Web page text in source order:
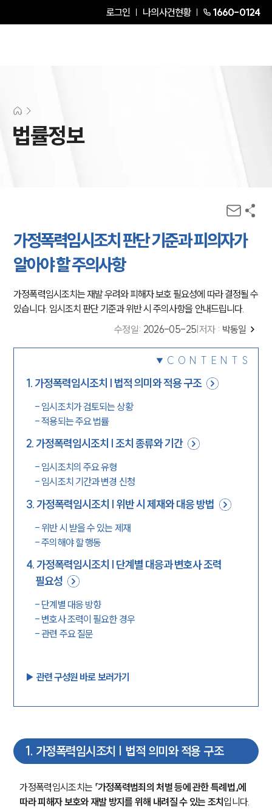
로그인 나의사건현황 1660-0124
법률정보
가정폭력임시조치 판단 기준과 피의자가
알아야 할 주의사항
가정폭력임시조치는 재발 우려와 피해자 보호 필요성에 따라 결정될 수
있습니다. 임시조치 판단 기준과 위반 시 주의사항을 안내드립니다.
수정일: 2026-05-25 저자 : 박동일
CONTENTS
1.가정폭력임시조치 | 법적 의미와 적용 구조
- 임시조치가 검토되는 상황
-적용되는 주요 법률
2.가정폭력임시조치 | 조치 종류와 기간
- 임시조치의 주요 유형
- 임시조치 기간과 변경 신청
3.가정폭력임시조치 | 위반 시 제재와 대응 방법
- 위반 시 받을 수 있는 제재
-주의해야 할 행동
4.가정폭력임시조치 | 단계별 대응과 변호사 조력
필요성
- 단계별 대응 방향
- 변호사 조력이 필요한 경우
-관련 주요 질문
▶︎ 관련 구성원 바로 보러가기
1. 가정폭력임시조치 | 법적 의미와 적용 구조
가정폭력임시조치는 「가정폭력범죄의 처벌 등에 관한 특례법」에
따라 피해자 보호와 재발 방지를 위해 내려질 수 있는 조치입니다.